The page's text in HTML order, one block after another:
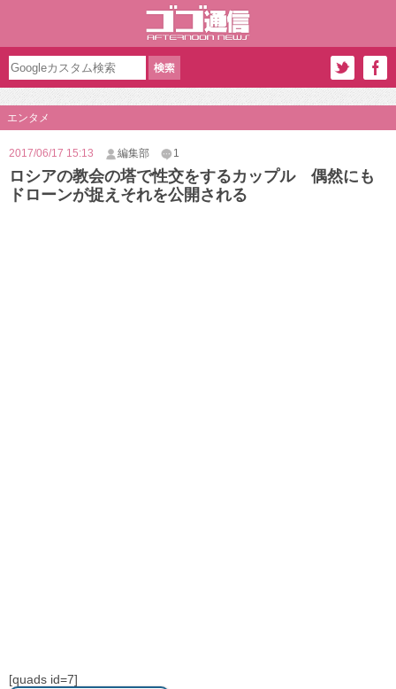
エンタメ
2017/06/17 15:13 編集部 1
ロシアの教会の塔で性交をするカップル 偶然にも
ドローンが捉えそれを公開される
[quads id=7]